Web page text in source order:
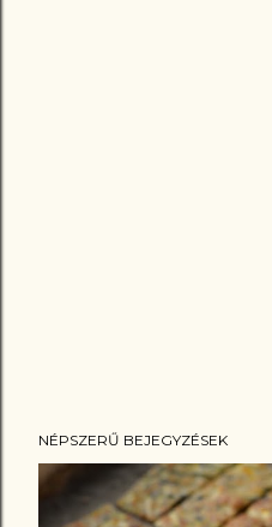
NÉPSZERŰ BEJEGYZÉSEK